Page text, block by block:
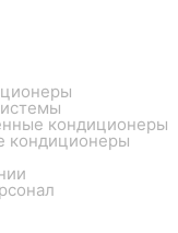
кондиционеры